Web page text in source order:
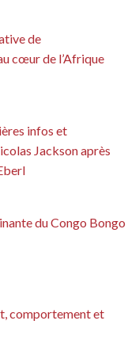
de
cœur de l’Afrique
infos et
Jackson après
du Congo Bongo
comportement et